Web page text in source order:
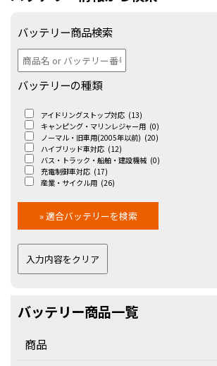
バッテリー商品検索
バッテリーの種類
アイドリングストップ対応 (13)
キャンピング・マリンレジャー用 (0)
ノーマル・旧車用(2005年以前) (20)
ハイブリッド車対応 (12)
バス・トラック・船舶・建設機械 (0)
充電制御車対応 (17)
産業・サイクル用 (26)
バッテリー商品一覧
商品